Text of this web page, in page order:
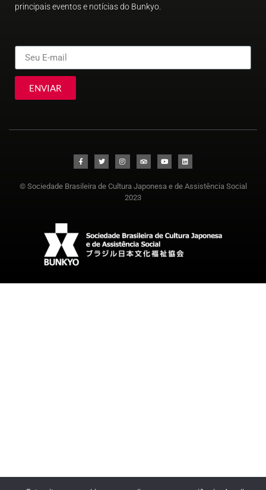
principais eventos e notícias do Bunkyo.
ENVIAR
© Sociedade Brasileira de Cultura Japonesa e de Assistência Social
2023